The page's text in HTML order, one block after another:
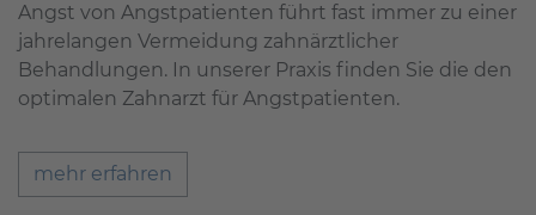
Angst von Angstpatienten führt fast immer zu einer
jahrelangen Vermeidung zahnärztlicher
Behandlungen. In unserer Praxis finden Sie die den
optimalen Zahnarzt für Angstpatienten.
mehr erfahren